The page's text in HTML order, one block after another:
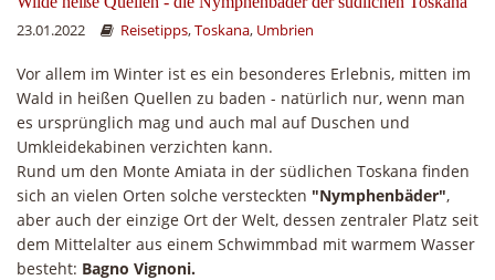
23.01.2022
Reisetipps,Toskana, Umbrien
Vor allem im Winter ist es ein besonderes Erlebnis, mitten im
Wald in heißen Quellen zu baden - natürlich nur, wenn man
es ursprünglich mag und auch mal auf Duschen und
Umkleidekabinen verzichten kann.
Rund um den Monte Amiata in der südlichen Toskana finden
sich an vielen Orten solche versteckten "Nymphenbäder",
aber auch der einzige Ort der Welt, dessen zentraler Platz seit
dem Mittelalter aus einem Schwimmbad mit warmem Wasser
besteht: Bagno Vignoni.